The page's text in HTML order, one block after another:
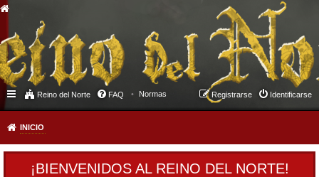
Reino del Norte FAQ Normas Identificarse
Registrarse
INICIO
¡BIENVENIDOS AL REINO DEL NORTE!